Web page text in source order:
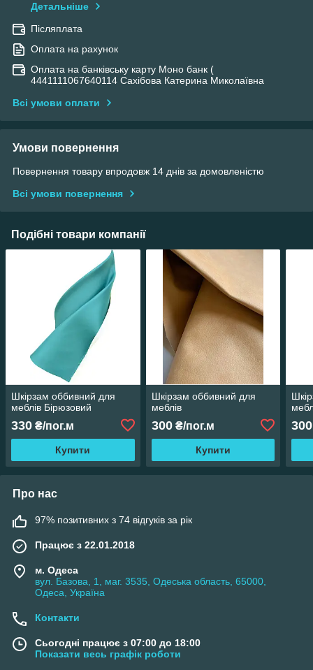
Детальніше
Післяплата
Оплата на рахунок
Оплата на банківську карту Моно банк (
4441111067640114 Сахібова Катерина Миколаївна
Всі умови оплати
Умови повернення
Повернення товару впродовж 14 днів за домовленістю
Всі умови повернення
Подібні товари компанії
Шкірзам оббивний для
меблів Бірюзовий
330 ₴/пог.м
Купити
Шкірзам оббивний для
меблів
300₴/пог.м
Купити
300
Про нас
97% позитивних з 74 відгуків за рік
Працює з 22.01.2018
м. Одеса
вул. Базова, 1, маг. 3535, Одеська область, 65000,
Одеса, Україна
Контакти
Сьогодні працює з 07:00 до 18:00
Показати весь графік роботи